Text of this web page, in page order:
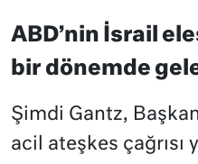
ABD’nin İsrail
bir dönemde
Şimdi Gantz, Başkan
acil ateşkes çağrısı